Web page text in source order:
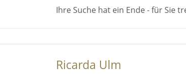
Ihre Suche hat ein Ende - für Sie
Ricarda Ulm